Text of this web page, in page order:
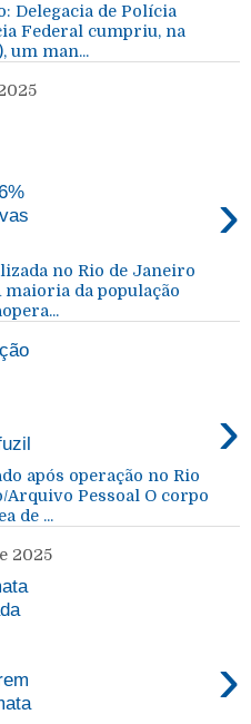
Delegacia de Polícia
Federal cumpriu, na
um man...
›
no Rio de Janeiro
maioria da população
›
após operação no Rio
Pessoal O corpo
de ...
2025
›